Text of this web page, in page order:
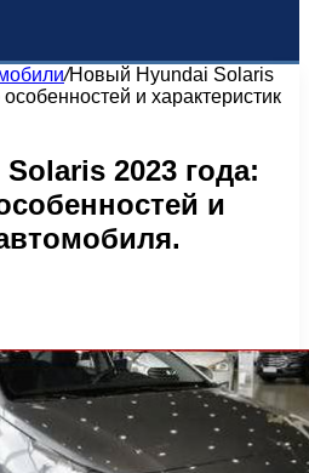
/Новый Hyundai Solaris
и характеристик
2023 года:
и